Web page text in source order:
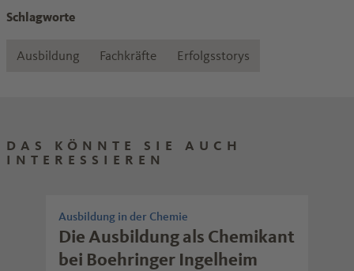
Schlagworte
Ausbildung Fachkräfte Erfolgsstorys
DAS KÖNNTE SIE AUCH
INTERESSIEREN
Ausbildung in der Chemie
Die Ausbildung als Chemikant
bei Boehringer Ingelheim